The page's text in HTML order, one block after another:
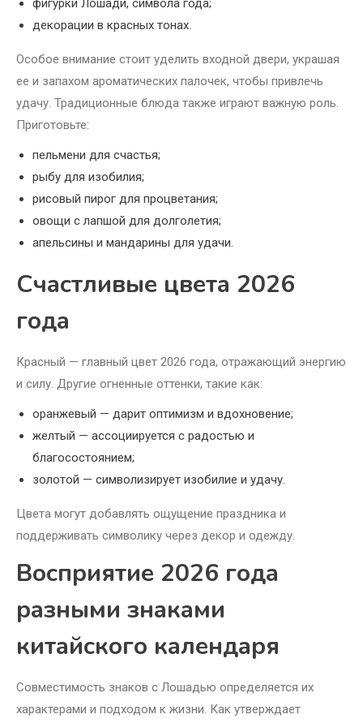
фигурки Лошади, символа года;
декорации в красных тонах.
Особое внимание стоит уделить входной двери, украшая
ее и запахом ароматических палочек, чтобы привлечь
удачу. Традиционные блюда также играют важную роль.
Приготовьте:
пельмени для счастья;
рыбу для изобилия;
рисовый пирог для процветания;
овощи с лапшой для долголетия;
апельсины и мандарины для удачи.
Счастливые цвета 2026
года
Красный — главный цвет 2026 года, отражающий энергию
и силу. Другие огненные оттенки, такие как:
оранжевый — дарит оптимизм и вдохновение;
желтый — ассоциируется с радостью и
благосостоянием;
золотой — символизирует изобилие и удачу.
Цвета могут добавлять ощущение праздника и
поддерживать символику через декор и одежду.
Восприятие 2026 года
разными знаками
китайского календаря
Совместимость знаков с Лошадью определяется их
характерами и подходом к жизни. Как утверждает